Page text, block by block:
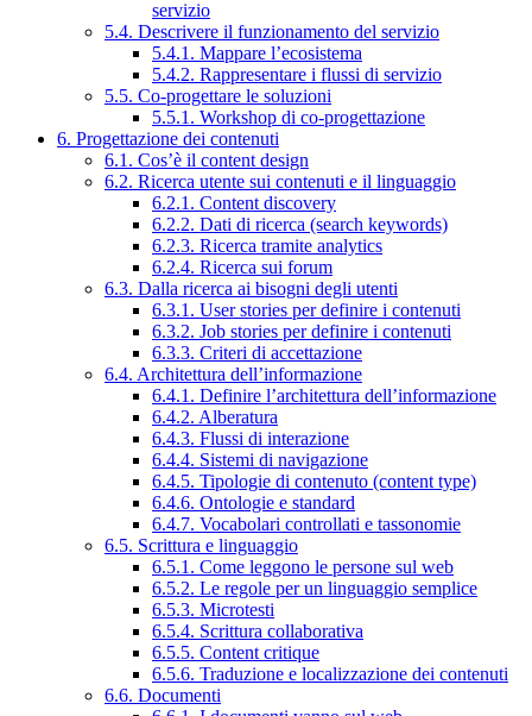
servizio
5.4. Descrivere il funzionamento del servizio
5.4.1. Mappare l’ecosistema
5.4.2. Rappresentare i flussi di servizio
5.5. Co-progettare le soluzioni
5.5.1. Workshop di co-progettazione
6. Progettazione dei contenuti
6.1. Cos’è il content design
6.2. Ricerca utente sui contenuti e il linguaggio
6.2.1. Content discovery
6.2.2. Dati di ricerca (search keywords)
6.2.3. Ricerca tramite analytics
6.2.4. Ricerca sui forum
6.3. Dalla ricerca ai bisogni degli utenti
6.3.1. User stories per definire i contenuti
6.3.2. Job stories per definire i contenuti
6.3.3. Criteri di accettazione
6.4. Architettura dell’informazione
6.4.1. Definire l’architettura dell’informazione
6.4.2. Alberatura
6.4.3. Flussi di interazione
6.4.4. Sistemi di navigazione
6.4.5. Tipologie di contenuto (content type)
6.4.6. Ontologie e standard
6.4.7. Vocabolari controllati e tassonomie
6.5. Scrittura e linguaggio
6.5.1. Come leggono le persone sul web
6.5.2. Le regole per un linguaggio semplice
6.5.3. Microtesti
6.5.4. Scrittura collaborativa
6.5.5. Content critique
6.5.6. Traduzione e localizzazione dei contenuti
6.6. Documenti